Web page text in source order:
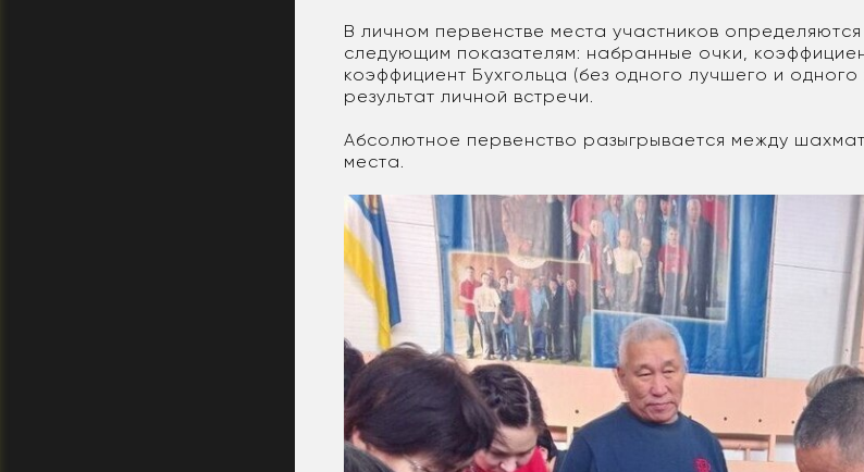
В личном первенстве места участников
следующим показателям: набранные очки,
коэффициент Бухгольца (без одного лучшего и одного
результат личной встречи.
Абсолютное первенство разыгрывается между
места.